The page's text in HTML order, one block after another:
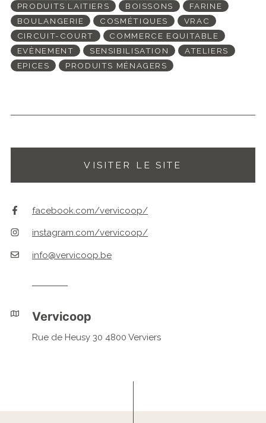
PRODUITS LAITIERS BOISSONS
FARINE
BOULANGERIE
COSMÉTIQUES
VRAC
CIRCUIT-COURT
COMMERCE EQUITABLE
EVÈNEMENT
SENSIBILISATION
ATELIERS
EPICES
PRODUITS MÉNAGERS
VISITER LE SITE
facebook.com/vervicoop/
instagram.com/vervicoop/
info@vervicoop.be
Vervicoop
Rue de Heusy 30 4800 Verviers